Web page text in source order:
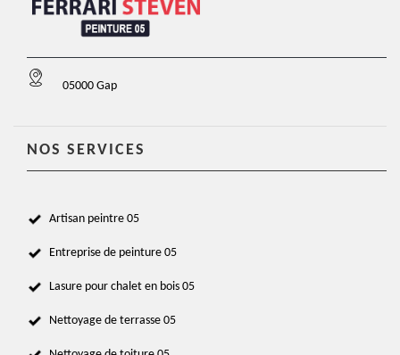
05000 Gap
NOS SERVICES
Artisan peintre 05
Entreprise de peinture 05
Lasure pour chalet en bois 05
Nettoyage de terrasse 05